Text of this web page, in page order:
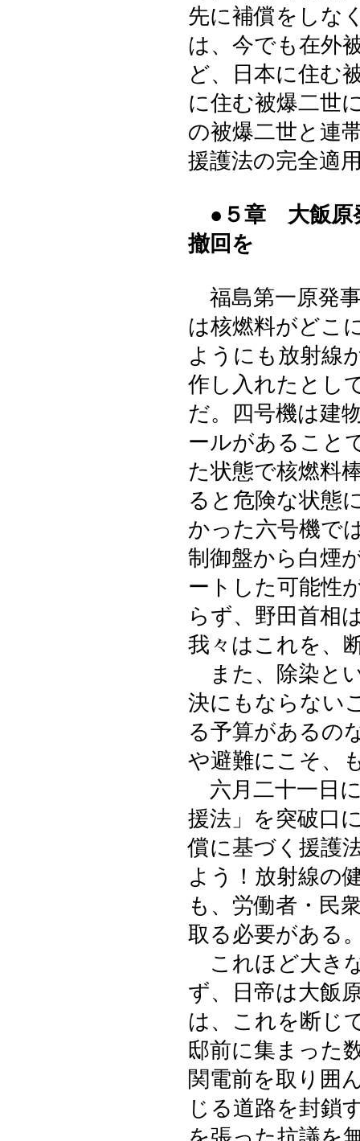
先に補償をしな
は、今でも在外
ど、日本に住む
に住む被爆二世
の被爆二世と連
援護法の完全適
●５章 大飯原
撤回を
福島第一原発
は核燃料がどこ
ようにも放射線
作し入れたとし
だ。四号機は建
ールがあること
た状態で核燃料
ると危険な状態
かった六号機で
制御盤から白煙
ートした可能性
らず、野田首相
我々はこれを、
また、除染と
決にもならない
る予算があるの
や避難にこそ、
六月二十一日
援法」を突破口
償に基づく援護
よう！放射線の
も、労働者・民
取る必要がある
これほど大き
ず、日帝は大飯
は、これを断じ
邸前に集まった
関電前を取り囲
じる道路を封鎖